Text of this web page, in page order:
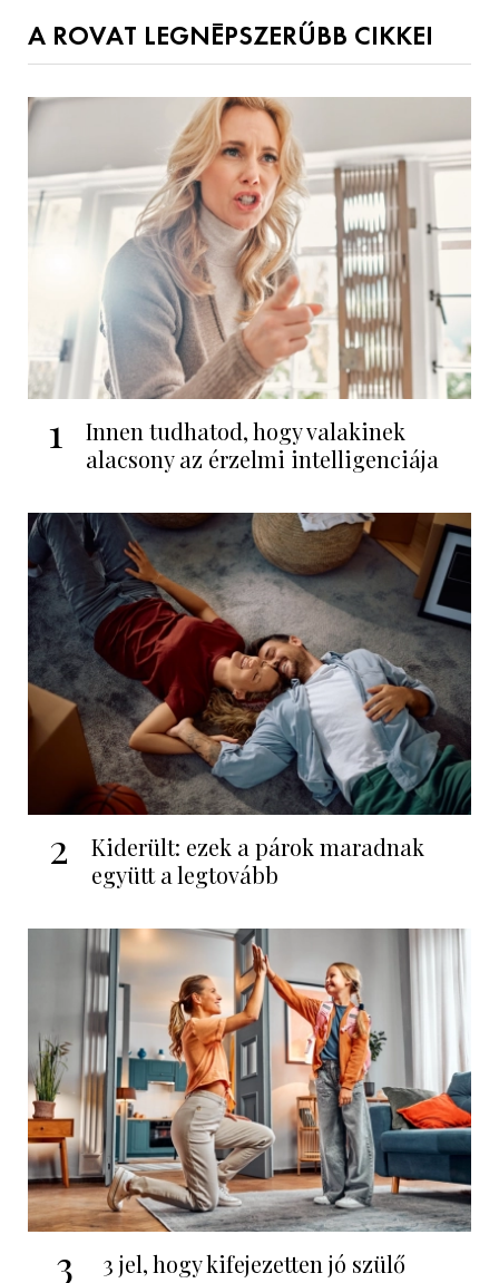
A ROVAT LEGNÉPSZERŰBB CIKKEI
1
Innen tudhatod, hogy valakinek
alacsony az érzelmi intelligenciája
2
Kiderült: ezek a párok maradnak
együtt a legtovább
3
3 jel, hogy kifejezetten jó szülő